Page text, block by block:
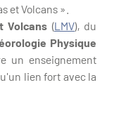
et Volcans ».
Volcans (LMV), du
Physique
un enseignement
lien fort avec la